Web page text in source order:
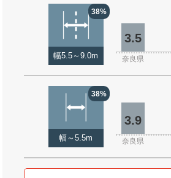
38%
幅5.5～9.0m
3.5
奈良県
38%
幅～5.5m
3.9
奈良県